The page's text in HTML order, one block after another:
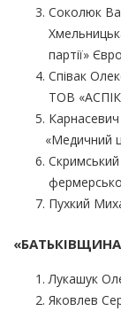
Соколюк
партії»
Співак
ТОВ «АСПІК
«Медичний
Пухкий
«БАТЬКІВЩИНА
Лукашук
Яковлев